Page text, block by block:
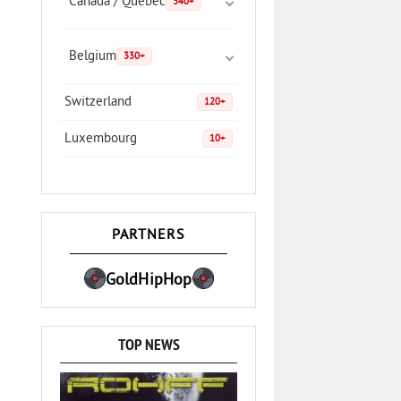
Belgium 330+
Switzerland 120+
Luxembourg 10+
PARTNERS
GoldHipHop
TOP NEWS